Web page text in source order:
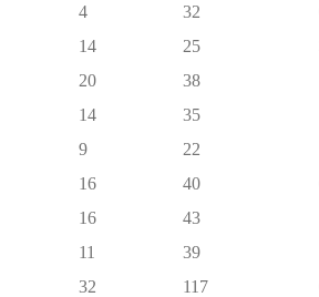
4 32
14 25
20 38
14 35
9 22
16 40
16 43
11 39
32 117